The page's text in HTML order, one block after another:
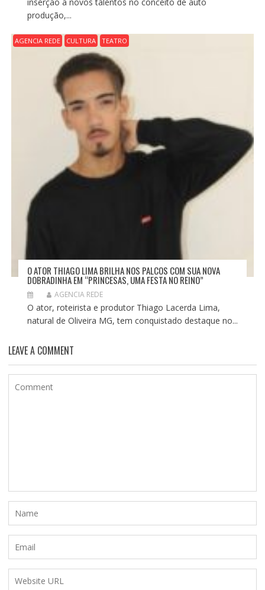
produção,...
AGENCIA REDE CULTURA TEATRO
O ATOR THIAGO LIMA BRILHA NOS PALCOS COM SUA NOVA
DOBRADINHA EM “PRINCESAS, UMA FESTA NO REINO”
AGENCIA REDE
O ator, roteirista e produtor Thiago Lacerda Lima,
natural de Oliveira MG, tem conquistado destaque no...
LEAVE A COMMENT